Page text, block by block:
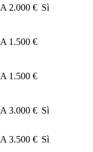
A 2.000 € Sì
A 1.500 €
A 1.500 €
A 3.000 € Sì
A 3.500 € Sì